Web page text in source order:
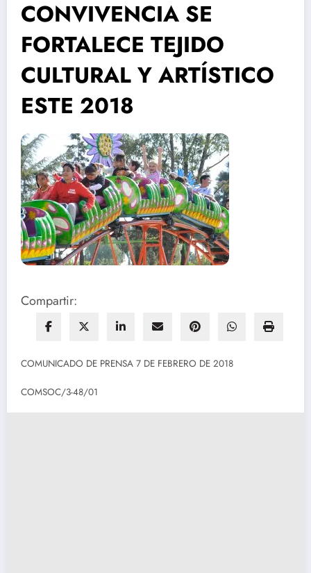
CONVIVENCIA SE
FORTALECE TEJIDO
CULTURAL Y ARTÍSTICO
ESTE 2018
Compartir:
COMUNICADO DE PRENSA 7 DE FEBRERO DE 2018
COMSOC/3-48/01